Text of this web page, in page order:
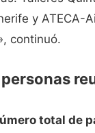
y ATECA-
continuó.
total de